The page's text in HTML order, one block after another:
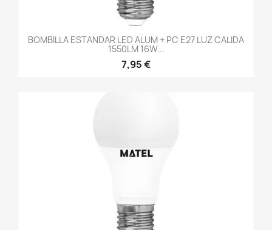
BOMBILLA ESTANDAR LED ALUM + PC E27 LUZ CALIDA
1550LM 16W...
7,95 €